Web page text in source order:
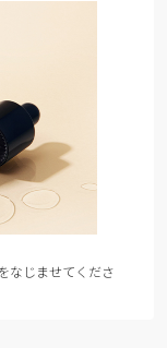
なじませてくださ